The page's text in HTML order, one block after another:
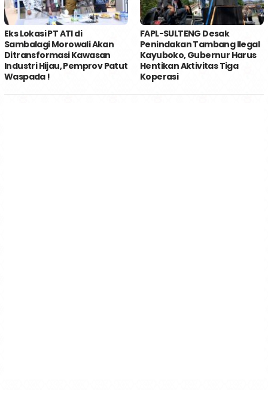
Eks Lokasi PT ATI di
Sambalagi Morowali Akan
Ditransformasi Kawasan
Industri Hijau, Pemprov Patut
Waspada !
FAPL-SULTENG Desak
Penindakan Tambang Ilegal
Kayuboko, Gubernur Harus
Hentikan Aktivitas Tiga
Koperasi